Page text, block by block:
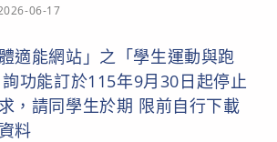
06-17
適能網站」之「學生運動與跑
功能訂於115年9月30日起停止
，請同學生於期 限前自行下載
料